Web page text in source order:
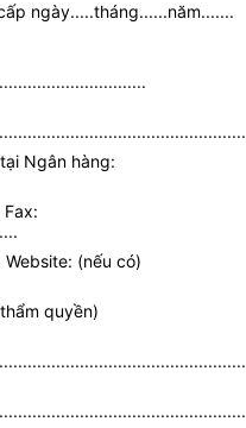
ngày.....tháng......năm.......
Ngân hàng:
Website: (nếu có)
quyền)